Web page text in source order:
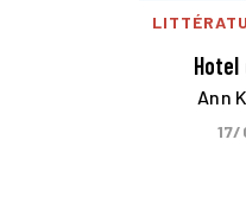
Hotel
Ann